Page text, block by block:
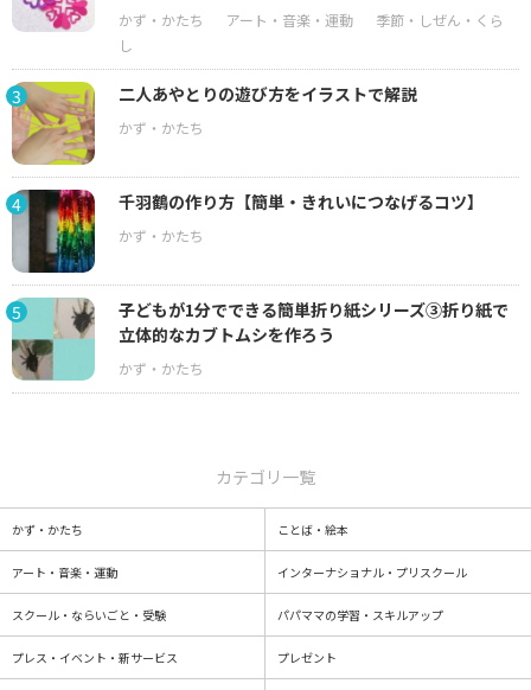
3 二人あやとりの遊び方をイラストで解説
4 千羽鶴の作り方【簡単・きれいにつなげるコツ】
5
子どもが1分でできる簡単折り紙シリーズ③折り紙で
立体的なカブトムシを作ろう
カテゴリ一覧
かず・かたち ことば・絵本
アート・音楽・運動 インターナショナル・プリスクール
スクール・ならいごと・受験 パパママの学習・スキルアップ
プレス・イベント・新サービス プレゼント